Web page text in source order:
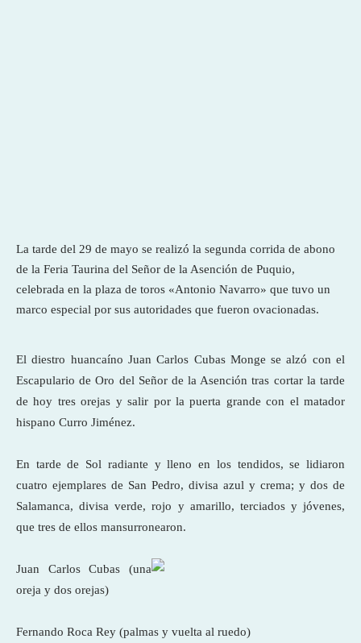
La tarde del 29 de mayo se realizó la segunda corrida de abono
de la Feria Taurina del Señor de la Asención de Puquio,
celebrada en la plaza de toros «Antonio Navarro» que tuvo un
marco especial por sus autoridades que fueron ovacionadas.
El diestro huancaíno Juan Carlos Cubas Monge se alzó con el
Escapulario de Oro del Señor de la Asención tras cortar la tarde
de hoy tres orejas y salir por la puerta grande con el matador
hispano Curro Jiménez.
En tarde de Sol radiante y lleno en los tendidos, se lidiaron
cuatro ejemplares de San Pedro, divisa azul y crema; y dos de
Salamanca, divisa verde, rojo y amarillo, terciados y jóvenes,
que tres de ellos mansurronearon.
Juan Carlos Cubas (una
oreja y dos orejas)
Fernando Roca Rey (palmas y vuelta al ruedo)